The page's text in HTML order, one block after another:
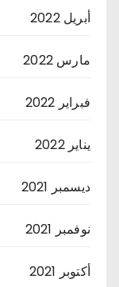
أبريل 2022
مارس 2022
فبراير 2022
يناير 2022
ديسمبر 2021
نوفمبر 2021
أكتوبر 2021